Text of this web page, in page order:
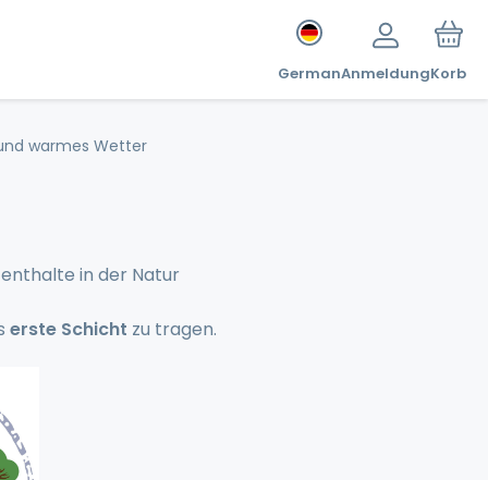
GermanAnmeldungKorb
warmes Wetter
in der Natur
erste Schicht zu tragen.